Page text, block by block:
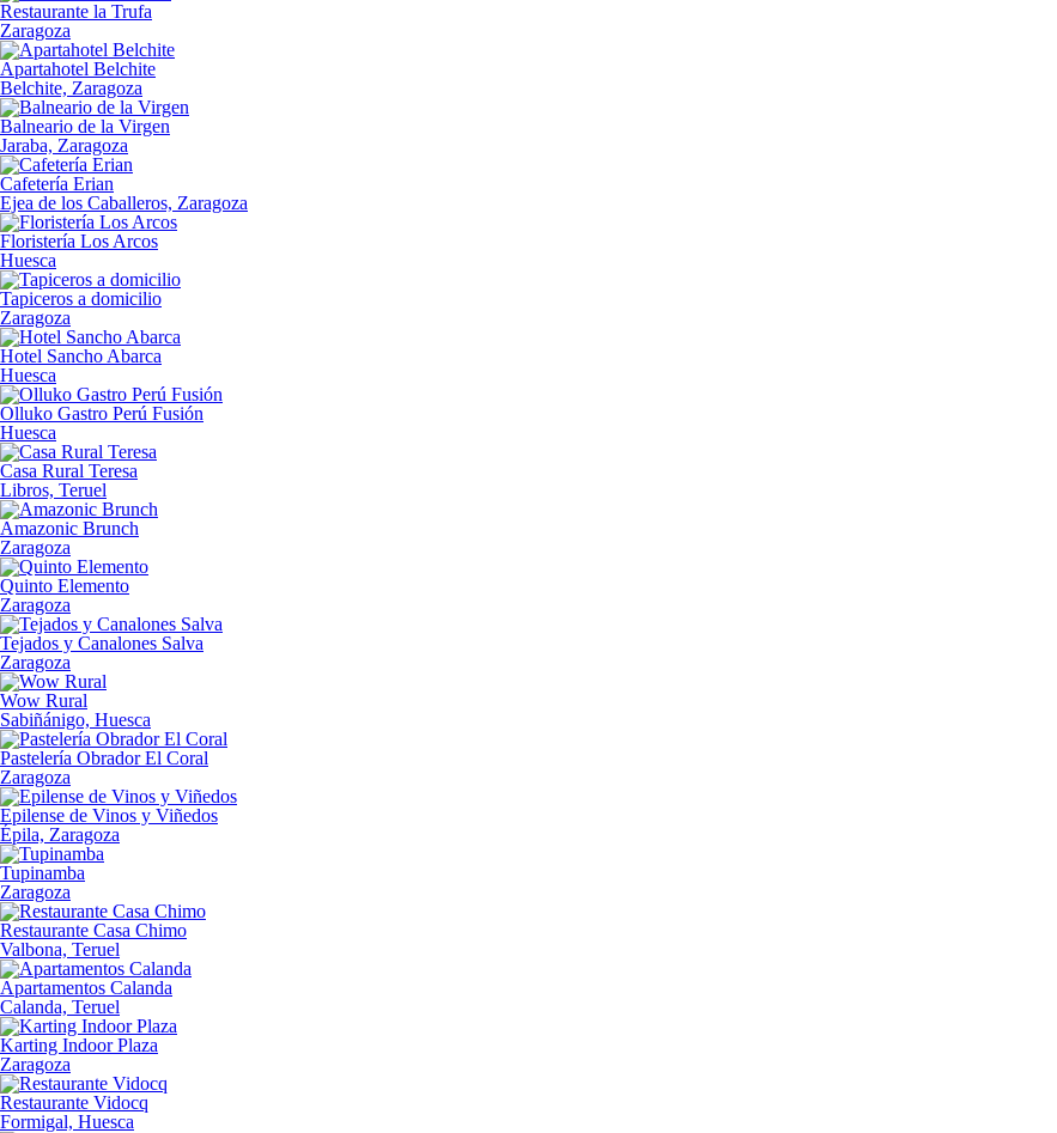
Restaurante la Trufa
Zaragoza
Apartahotel Belchite
Belchite, Zaragoza
Balneario de la Virgen
Jaraba, Zaragoza
Cafetería Erian
Ejea de los Caballeros, Zaragoza
Floristería Los Arcos
Huesca
Tapiceros a domicilio
Zaragoza
Hotel Sancho Abarca
Huesca
Olluko Gastro Perú Fusión
Huesca
Casa Rural Teresa
Libros, Teruel
Amazonic Brunch
Zaragoza
Quinto Elemento
Zaragoza
Tejados y Canalones Salva
Zaragoza
Wow Rural
Sabiñánigo, Huesca
Pastelería Obrador El Coral
Zaragoza
Epilense de Vinos y Viñedos
Épila, Zaragoza
Tupinamba
Zaragoza
Restaurante Casa Chimo
Valbona, Teruel
Apartamentos Calanda
Calanda, Teruel
Karting Indoor Plaza
Zaragoza
Restaurante Vidocq
Formigal, Huesca